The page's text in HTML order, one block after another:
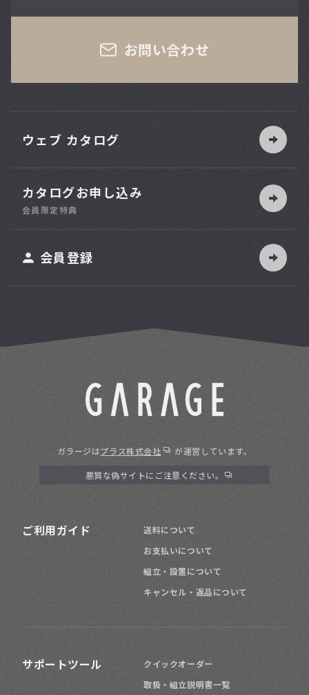
お問い合わせ
ウェブ カタログ
カタログお申し込み
会員限定特典
会員登録
ガラージはプラス株式会社 が運営しています。
悪質な偽サイトにご注意ください。
ご利用ガイド
送料について
お支払いについて
組立・設置について
キャンセル・返品について
サポートツール
クイックオーダー
取扱・組立説明書一覧